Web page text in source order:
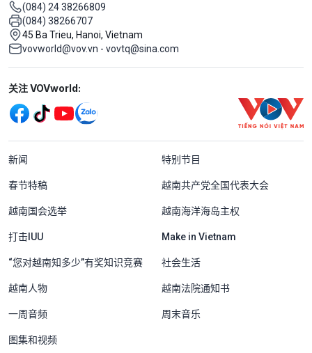
(084) 24 38266809
(084) 38266707
45 Ba Trieu, Hanoi, Vietnam
vovworld@vov.vn - vovtq@sina.com
Mạng xã hội
关注 VOVworld:
Menu footer tiếng Trung Quốc
新闻 特别节目
春节特稿 越南共产党全国代表大会
越南国会选举 越南海洋海岛主权
打击IUU Make in Vietnam
“您对越南知多少”有奖知识竞赛 社会生活
越南人物 越南法院通知书
一周音频 周末音乐
图集和视频